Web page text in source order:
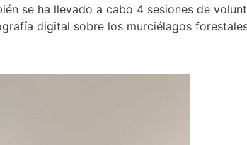
se ha llevado a cabo 4 sesiones de
digital sobre los murciélagos